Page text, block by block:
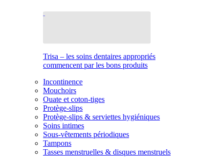
Trisa – les soins dentaires appropriés
commencent par les bons produits
Incontinence
Mouchoirs
Ouate et coton-tiges
Protège-slips
Protège-slips & serviettes hygiéniques
Soins intimes
Sous-vêtements périodiques
Tampons
Tasses menstruelles & disques menstruels